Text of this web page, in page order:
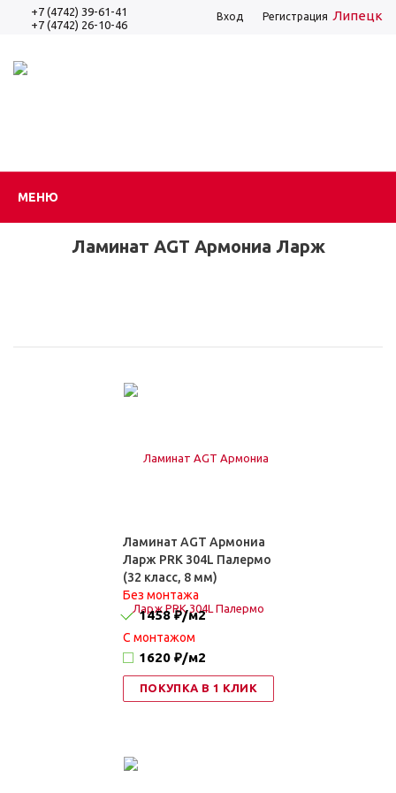
+7 (4742) 39-61-41
+7 (4742) 26-10-46
Липецк
Вход Регистрация
МЕНЮ
Ламинат AGT Армониа Ларж
Ламинат AGT Армониа
Ларж PRK 304L Палермо
(32 класс, 8 мм)
Без монтажа
1458 ₽/м2
C монтажом
1620 ₽/м2
ПОКУПКА В 1 КЛИК